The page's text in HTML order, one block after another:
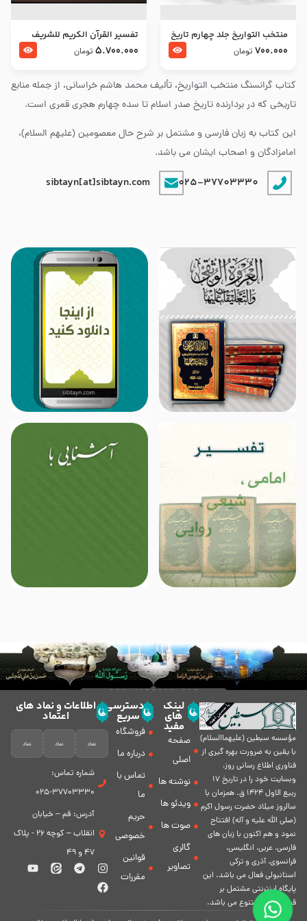
کتاب گرانسنگ منتخب التواريخ، تألیف محمد هاشم خراسانی، از جمله منابع
تاریخی که در بردارنده تاریخ صدر اسلام تا سده چهارم هجری قمری است.
این کتاب به زبان فارسی و مشتمل بر شرح حال معصومین (علیهم السلام)،
امامزادگان و اصحاب ایشان می باشد.
025-37703330
sibtayn[at]sibtayn.com
منتخب التواریخ جلد چهارم تاریخ
امام زین العابدین و امام محمد
700.000 تومان
تفسير القرآن الكريم للشريف
المرتضي قدس سرّه
5.700.000 تومان
مؤسسه سبطين (عليهماالسلام)
با يقين به ضرورت بهره گیرى از
فناورى اطلاع رسانى روز،
وبسایت خود را در تاريخ 17
ربيع الاول 1424 ق. همزمان با
سالروز ميلاد حضرت رسول اكرم
(صلی الله علیه و آله) افتتاح
نمود و هم اكنون با زبان های
فارسی، عربى، انگلیسی،
فرانسوی، آذری و ترکی
استانبولی فعال مى باشد. اين
پايگاه اينترنتى مشتمل بر
قسمت هاى متنوع مى باشد.
لینک
های
مفید
صفحه
اصلی
نوشته ها
ویدئو ها
صوت ها
گالری
تصاویر
دسترسی
سریع
فروشگاه
درباره ما
تماس با
ما
حریم
خصوصی
قوانین
مقررات
اطلاعات و نماد های
اعتماد
شماره تماس:
37703330-025
آدرس: قم – خیابان
انقلاب – کوچه 26 - پلاک
47 و 49